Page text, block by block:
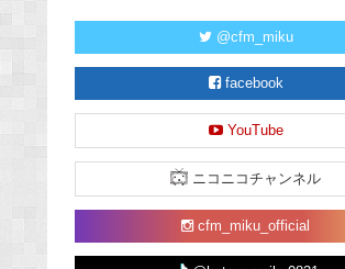
@cfm_miku
facebook
YouTube
ニコニコチャンネル
cfm_miku_official